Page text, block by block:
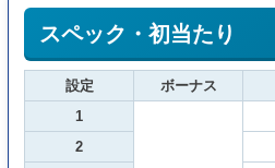
スペック・初当たり
設定 ボーナス
1
2